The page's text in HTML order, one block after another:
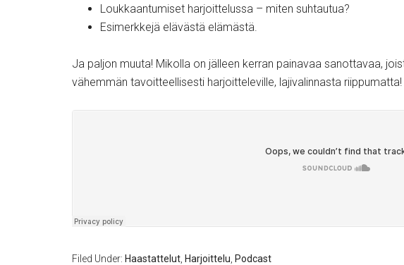
Loukkaantumiset harjoittelussa – miten suhtautua?
Esimerkkejä elävästä elämästä.
Ja paljon muuta! Mikolla on jälleen kerran painavaa sanottavaa,
vähemmän tavoitteellisesti harjoitteleville, lajivalinnasta riippumatta!
Filed Under: Haastattelut Harjoittelu Podcast